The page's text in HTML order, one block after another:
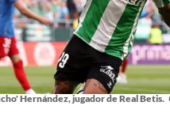
Hernández, jugador de Real Betis.